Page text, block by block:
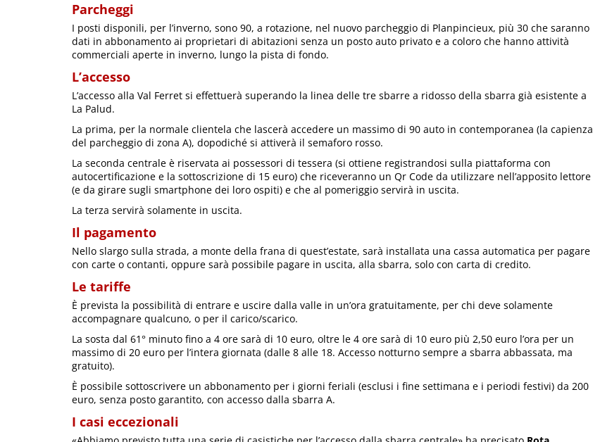
Parcheggi
I posti disponili, per l’inverno, sono 90, a rotazione, nel nuovo parcheggio di Planpincieux, più 30 che saranno
dati in abbonamento ai proprietari di abitazioni senza un posto auto privato e a coloro che hanno attività
commerciali aperte in inverno, lungo la pista di fondo.
L’accesso
L’accesso alla Val Ferret si effettuerà superando la linea delle tre sbarre a ridosso della sbarra già esistente a
La Palud.
La prima, per la normale clientela che lascerà accedere un massimo di 90 auto in contemporanea (la capienza
del parcheggio di zona A), dopodiché si attiverà il semaforo rosso.
La seconda centrale è riservata ai possessori di tessera (si ottiene registrandosi sulla piattaforma con
autocertificazione e la sottoscrizione di 15 euro) che riceveranno un Qr Code da utilizzare nell’apposito lettore
(e da girare sugli smartphone dei loro ospiti) e che al pomeriggio servirà in uscita.
La terza servirà solamente in uscita.
Il pagamento
Nello slargo sulla strada, a monte della frana di quest’estate, sarà installata una cassa automatica per pagare
con carte o contanti, oppure sarà possibile pagare in uscita, alla sbarra, solo con carta di credito.
Le tariffe
È prevista la possibilità di entrare e uscire dalla valle in un’ora gratuitamente, per chi deve solamente
accompagnare qualcuno, o per il carico/scarico.
La sosta dal 61° minuto fino a 4 ore sarà di 10 euro, oltre le 4 ore sarà di 10 euro più 2,50 euro l’ora per un
massimo di 20 euro per l’intera giornata (dalle 8 alle 18. Accesso notturno sempre a sbarra abbassata, ma
gratuito).
È possibile sottoscrivere un abbonamento per i giorni feriali (esclusi i fine settimana e i periodi festivi) da 200
euro, senza posto garantito, con accesso dalla sbarra A.
I casi eccezionali